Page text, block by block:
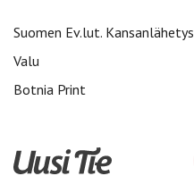
Suomen Ev.lut. Kansanlähetys
Valu
Botnia Print